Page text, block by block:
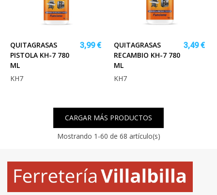
QUITAGRASAS
PISTOLA KH-7 780
ML
3,99 €
KH7
QUITAGRASAS
RECAMBIO KH-7 780
ML
3,49 €
KH7
CARGAR MÁS PRODUCTOS
Mostrando 1 -60 de 68 artículo(s)